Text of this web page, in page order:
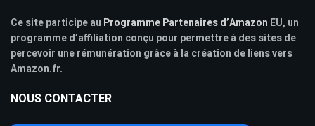
Ce site participe au Programme Partenaires d’Amazon EU, un
programme d’affiliation conçu pour permettre à des sites de
percevoir une rémunération grâce à la création de liens vers
Amazon.fr.
NOUS CONTACTER